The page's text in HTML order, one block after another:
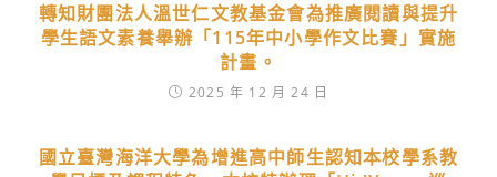
轉知財團法人溫世仁文教基金會為推廣閱讀與提升
學生語文素養舉辦「115年中小學作文比賽」實施
計畫。
2025 年 12 月 24 日
國立臺灣海洋大學為增進高中師生認知本校學系教